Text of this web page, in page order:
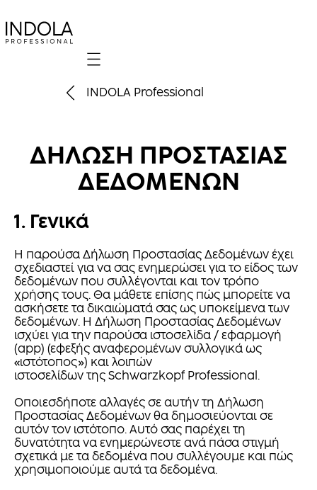
Mobile navigation
INDOLA Professional
ΔΗΛΩΣΗ ΠΡΟΣΤΑΣΙΑΣ
ΔΕΔΟΜΕΝΩΝ
1. Γενικά
Η παρούσα Δήλωση Προστασίας Δεδομένων έχει
σχεδιαστεί για να σας ενημερώσει για το είδος των
δεδομένων που συλλέγονται και τον τρόπο
χρήσης τους. Θα μάθετε επίσης πώς μπορείτε να
ασκήσετε τα δικαιώματά σας ως υποκείμενα των
δεδομένων. Η Δήλωση Προστασίας Δεδομένων
ισχύει για την παρούσα ιστοσελίδα / εφαρμογή
(app) (εφεξής αναφερομένων συλλογικά ως
«ιστότοπος») και λοιπών
ιστοσελίδων της Schwarzkopf Professional.
Οποιεσδήποτε αλλαγές σε αυτήν τη Δήλωση
Προστασίας Δεδομένων θα δημοσιεύονται σε
αυτόν τον ιστότοπο. Αυτό σας παρέχει τη
δυνατότητα να ενημερώνεστε ανά πάσα στιγμή
σχετικά με τα δεδομένα που συλλέγουμε και πώς
χρησιμοποιούμε αυτά τα δεδομένα.